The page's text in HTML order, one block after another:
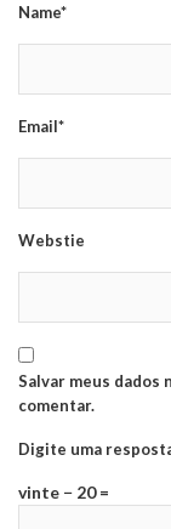
Name*
Email*
Webstie
Salvar meus dados
comentar.
Digite uma
vinte − 20 =